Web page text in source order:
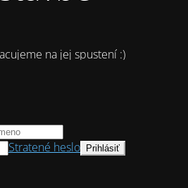
na jej spustení :)
Stratené heslo